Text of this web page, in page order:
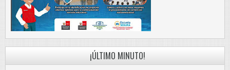
¡ÚLTIMO MINUTO!